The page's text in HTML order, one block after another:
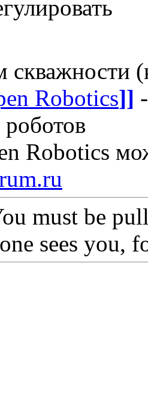
скважности
Robotics]]
Robotics
must be
sees you,